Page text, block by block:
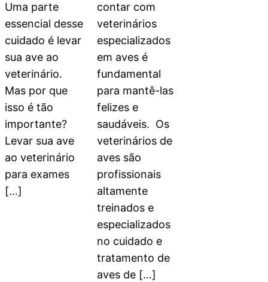
Uma parte
essencial desse
cuidado é levar
sua ave ao
veterinário.
Mas por que
isso é tão
importante?
Levar sua ave
ao veterinário
para exames
[…]
contar com
veterinários
especializados
em aves é
fundamental
para mantê-las
felizes e
saudáveis. Os
veterinários de
aves são
profissionais
altamente
treinados e
especializados
no cuidado e
tratamento de
aves de […]